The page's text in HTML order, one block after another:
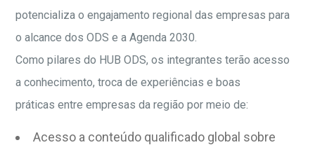
potencializa o engajamento regional das empresas para
o alcance dos ODS e a Agenda 2030.
Como pilares do HUB ODS, os integrantes terão acesso
a conhecimento, troca de experiências e boas
práticas entre empresas da região por meio de:​
Acesso a conteúdo qualificado global sobre